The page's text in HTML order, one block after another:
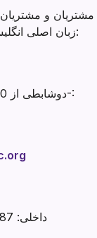
و مشتریان و
زبان اصلی انگلیسی هستند، عبارتند از:
دوشابطی از 8:00-از ساعت 17:00-: